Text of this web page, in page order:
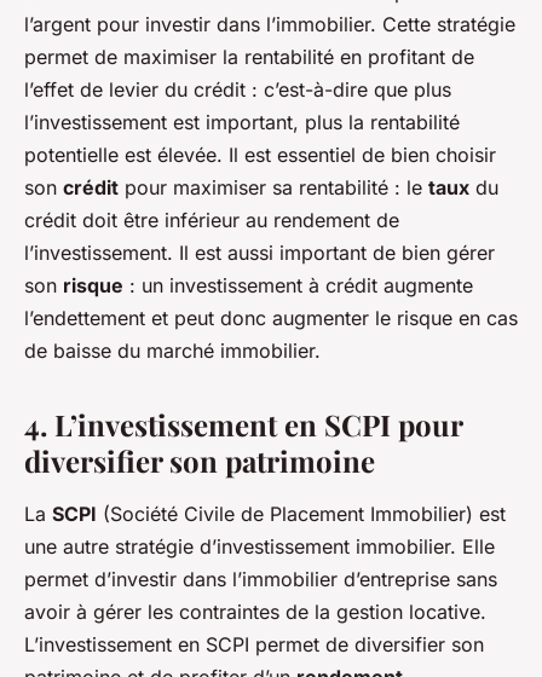
l’argent pour investir dans l’immobilier. Cette stratégie
permet de maximiser la rentabilité en profitant de
l’effet de levier du crédit : c’est-à-dire que plus
l’investissement est important, plus la rentabilité
potentielle est élevée. Il est essentiel de bien choisir
son crédit pour maximiser sa rentabilité : le taux du
crédit doit être inférieur au rendement de
l’investissement. Il est aussi important de bien gérer
son risque : un investissement à crédit augmente
l’endettement et peut donc augmenter le risque en cas
de baisse du marché immobilier.
4. L’investissement en SCPI pour
diversifier son patrimoine
La SCPI (Société Civile de Placement Immobilier) est
une autre stratégie d’investissement immobilier. Elle
permet d’investir dans l’immobilier d’entreprise sans
avoir à gérer les contraintes de la gestion locative.
L’investissement en SCPI permet de diversifier son